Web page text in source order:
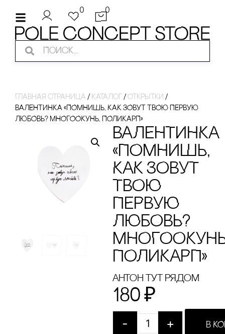
0 0
Главная страница / Каталог / Открытки /
ВАЛЕНТИНКА «ПОМНИШЬ, КАК ЗОВУТ ТВОЮ ПЕРВУЮ
ЛЮБОВЬ? МНОГООКУНЬ, ПОЛИКАРП»
ВАЛЕНТИНКА
«ПОМНИШЬ,
КАК ЗОВУТ
ТВОЮ
ПЕРВУЮ
ЛЮБОВЬ?
ПОЛИКАРП»
Антон тут рядом
180 ₽
- + В